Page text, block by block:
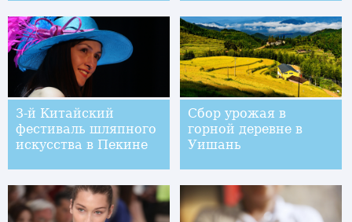
3-й Китайский
фестиваль шляпного
искусства в Пекине
Сбор урожая в
горной деревне в
Уишань